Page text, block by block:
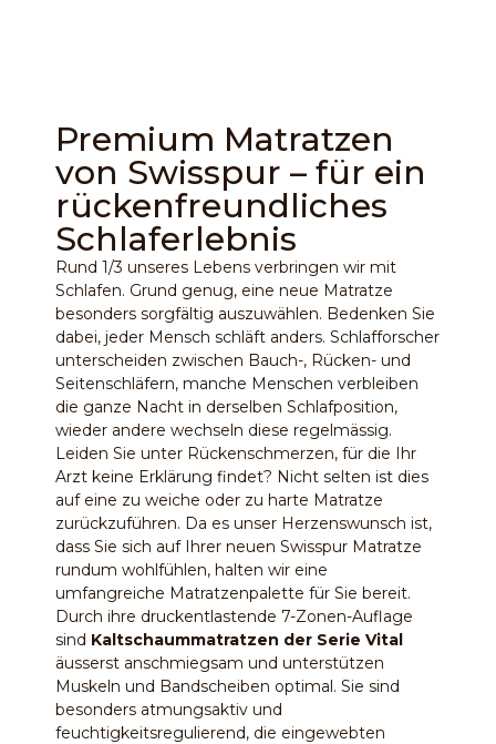
Premium Matratzen
von Swisspur – für ein
rückenfreundliches
Schlaferlebnis
Rund 1/3 unseres Lebens verbringen wir mit
Schlafen. Grund genug, eine neue Matratze
besonders sorgfältig auszuwählen. Bedenken Sie
dabei, jeder Mensch schläft anders. Schlafforscher
unterscheiden zwischen Bauch-, Rücken- und
Seitenschläfern, manche Menschen verbleiben
die ganze Nacht in derselben Schlafposition,
wieder andere wechseln diese regelmässig.
Leiden Sie unter Rückenschmerzen, für die Ihr
Arzt keine Erklärung findet? Nicht selten ist dies
auf eine zu weiche oder zu harte Matratze
zurückzuführen. Da es unser Herzenswunsch ist,
dass Sie sich auf Ihrer neuen Swisspur Matratze
rundum wohlfühlen, halten wir eine
umfangreiche Matratzenpalette für Sie bereit.
Durch ihre druckentlastende 7-Zonen-Auflage
sind Kaltschaummatratzen der Serie Vital
äusserst anschmiegsam und unterstützen
Muskeln und Bandscheiben optimal. Sie sind
besonders atmungsaktiv und
feuchtigkeitsregulierend, die eingewebten